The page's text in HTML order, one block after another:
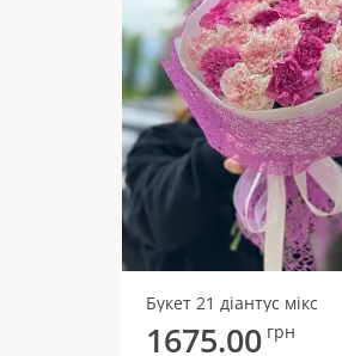
Букет 21 діантус мікс
1675.00 грн